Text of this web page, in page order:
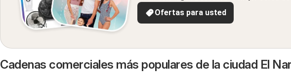
Ofertas para usted
Cadenas comerciales más populares de la ciudad El